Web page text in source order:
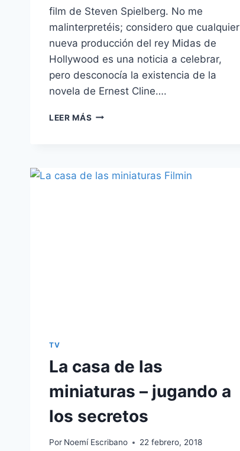
film de Steven Spielberg. No me
malinterpretéis; considero que cualquier
nueva producción del rey Midas de
Hollywood es una noticia a celebrar,
pero desconocía la existencia de la
novela de Ernest Cline….
LEER MÁS ‘READY
OASIS
TV
La casa de las
miniaturas – jugando a
los secretos
Por Noemí Escribano 22 febrero, 2018